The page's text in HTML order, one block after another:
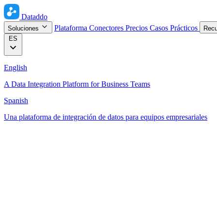
Dataddo
Soluciones Plataforma Conectores Precios Casos Prácticos
ES
English
A Data Integration Platform for Business Teams
Spanish
Una plataforma de integración de datos para equipos empresariales